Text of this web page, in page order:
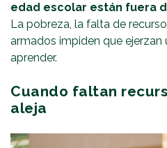
edad escolar están fuera
La pobreza, la falta de
armados impiden que
aprender.
Cuando faltan
aleja